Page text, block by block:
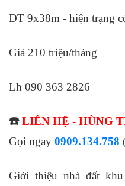
DT 9x38m - hiện trạng
Giá 210 triệu/tháng
Lh 090 363 2826
☎️LIÊN HỆ - HÙNG
Gọi ngay 0909.134.758
Giới thiệu nhà đất